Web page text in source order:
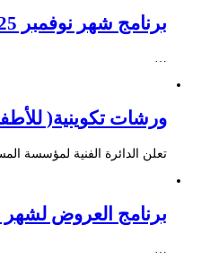
برنامج شهر نوفمبر 2025
ورشات تكوينية(
تعلن الدائرة الفنية لمؤسسة
برنامج العروض لشهر